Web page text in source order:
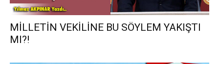
MİLLETİN VEKİLİNE BU SÖYLEM YAKIŞTI
MI?!